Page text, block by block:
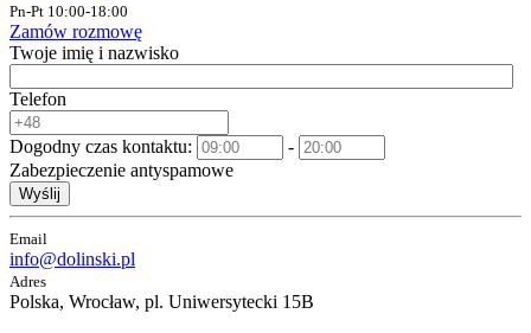
Pn-Pt 10:00-18:00
Zamów rozmowę
Twoje imię i nazwisko
Telefon
Dogodny czas kontaktu:
-
Zabezpieczenie antyspamowe
Wyślij
Email
info@dolinski.pl
Adres
Polska, Wrocław, pl. Uniwersytecki 15B